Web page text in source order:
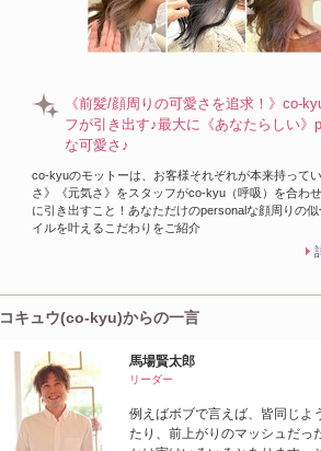
《前髪/顔周りの可愛さを追求！》co-
フが引き出す♪最大に《あなたらしい》
な可愛さ♪
co-kyuのモットーは、お客様それぞれが本来持って
さ》《元気さ》をスタッフがco-kyu（呼吸）を合わ
に引き出すこと！あなただけのpersonalな顔周りの似
イルを叶えるこだわりをご紹介
コキュウ(co-kyu)からの一言
馬場賢太郎
リーダー
例えばボブで言えば、皆同じよ
たり、前上がりのマッシュだっ